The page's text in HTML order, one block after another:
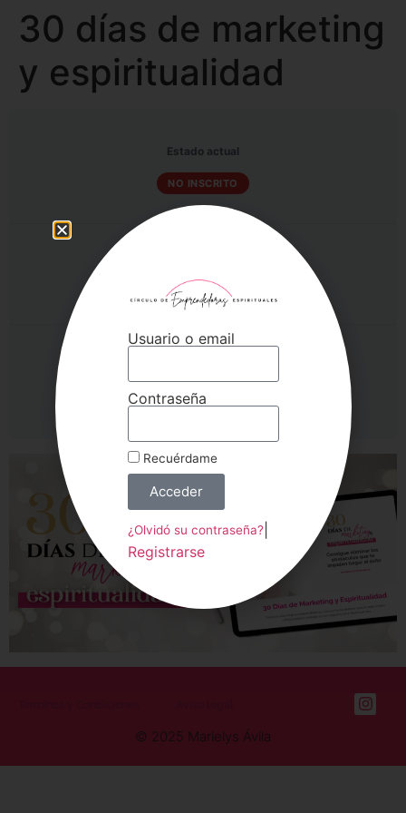
30 días de marketing
y espiritualidad
Estado actual
NO INSCRITO
247€
Este curso está cerrado actualmente
© 2025 Marielys Ávila
Usuario o email
Contraseña
Recuérdame
Acceder
¿Olvidó su contraseña?|
Registrarse